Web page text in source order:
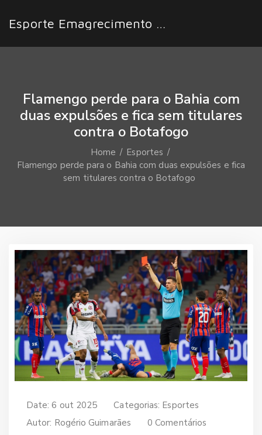
Esporte Emagrecimento Fácil
Flamengo perde para o Bahia com
duas expulsões e fica sem titulares
contra o Botafogo
Home
Esportes
Flamengo perde para o Bahia com duas expulsões e fica
sem titulares contra o Botafogo
Date: 6 out 2025 Categorias: Esportes
Autor: Rogério Guimarães 0 Comentários